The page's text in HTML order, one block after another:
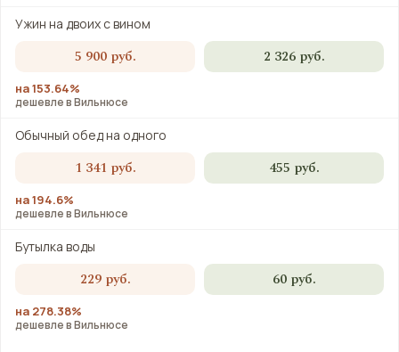
Ужин на двоих с вином
5 900 руб. 2 326 руб.
на 153.64%
дешевле в Вильнюсе
Обычный обед на одного
1 341 руб. 455 руб.
на 194.6%
дешевле в Вильнюсе
Бутылка воды
229 руб. 60 руб.
на 278.38%
дешевле в Вильнюсе